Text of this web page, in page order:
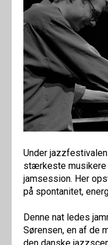
Under
stærkeste musikere
jamsession. Her
på spontanitet,
Denne nat ledes
Sørensen, en af de